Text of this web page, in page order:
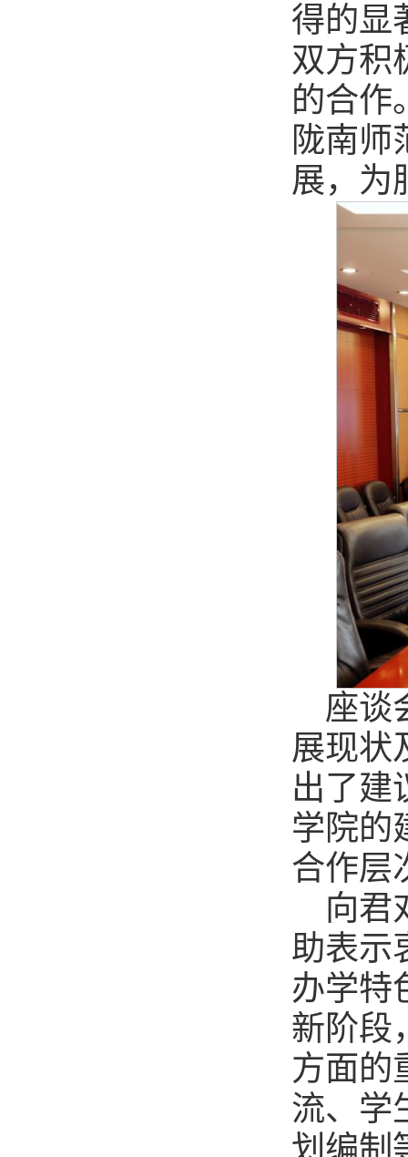
得的显
双方积
的合作
陇南师
展，为
座谈
展现状
出了建
学院的
合作层
向君
助表示
办学特
新阶段
方面的
流、学
划编制